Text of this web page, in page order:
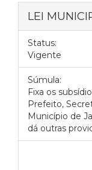
LEI
Status:
Vigente
Súmula:
Fixa os
Prefeito,
Município de
dá outras